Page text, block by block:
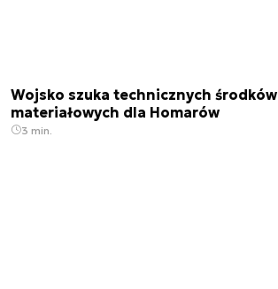
Wojsko szuka technicznych środków
materiałowych dla Homarów
3 min.